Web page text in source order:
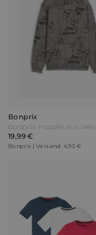
Bonprix
19,99 €
Bonprix | Versand: 4,95 €